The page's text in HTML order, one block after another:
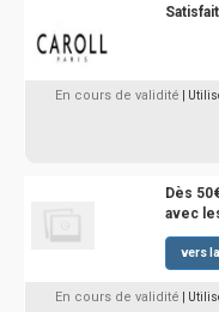
En cours de validité |
Dès
avec
vers
En cours de validité |